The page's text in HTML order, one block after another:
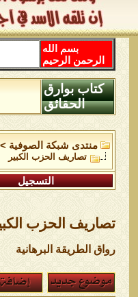
بسم الله
الرحمن الرحيم
كتاب بوارق
الحقائق
منتدى شبكة الصوفية >
تصاريف الحزب الكبير
التسجيل
تصاريف الحزب
رواق الطريقة البرهانية